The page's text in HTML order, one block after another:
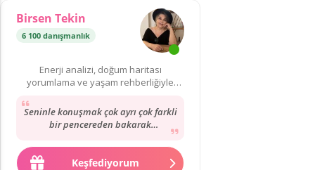
Birsen Tekin
6 100 danışmanlık
Enerji analizi, doğum haritası
yorumlama ve yaşam rehberliğiyle
Seninle konuşmak çok ayrı çok farkli
bir pencereden bakarak
yetenek !!! Sonradan...
Keşfediyorum